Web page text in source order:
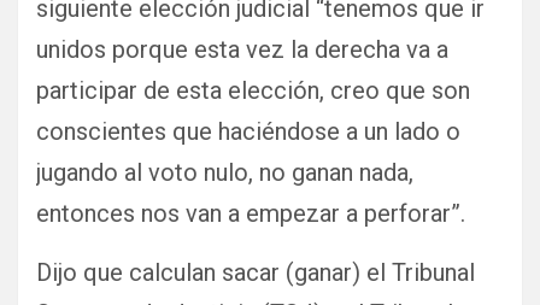
siguiente elección judicial “tenemos que ir
unidos porque esta vez la derecha va a
participar de esta elección, creo que son
conscientes que haciéndose a un lado o
jugando al voto nulo, no ganan nada,
entonces nos van a empezar a perforar”.
Dijo que calculan sacar (ganar) el Tribunal